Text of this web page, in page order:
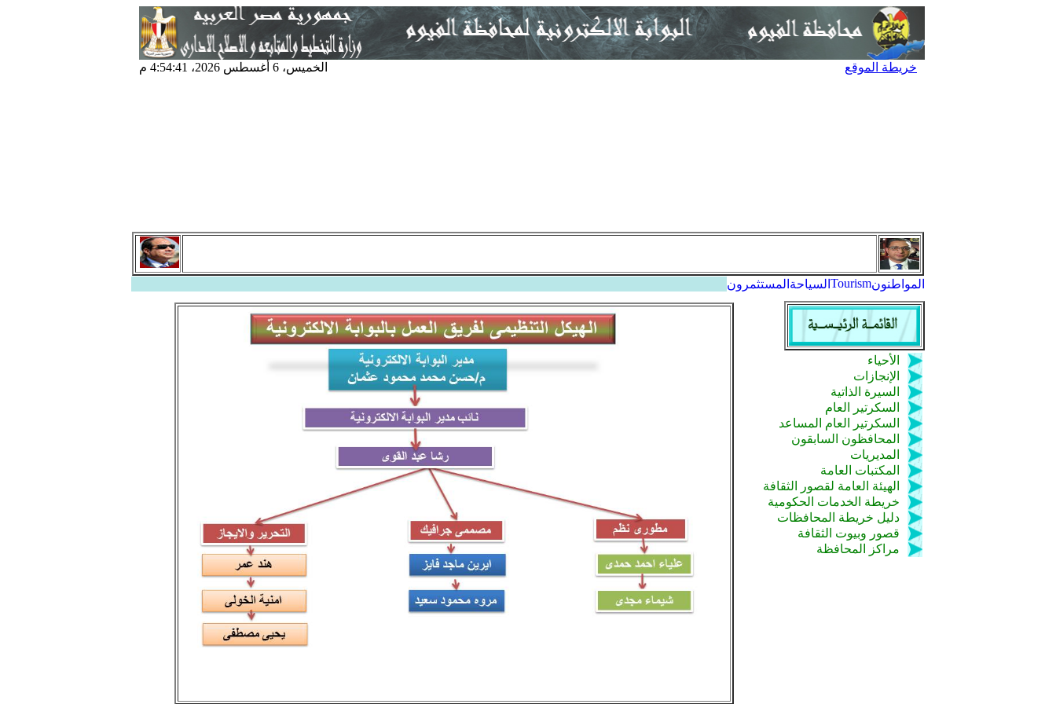
خريطة الموقع الخميس، 6 أغسطس 2026، 4:54:41 م
المواطنونTourism السياحة المستثمرون
الأحياء
الإنجازات
السيرة الذاتية
السكرتير العام
السكرتير العام المساعد
المحافظون السابقون
المديريات
المكتبات العامة
الهيئة العامة لقصور الثقافة
خريطة الخدمات الحكومية
دليل خريطة المحافظات
قصور وبيوت الثقافة
مراكز المحافظة